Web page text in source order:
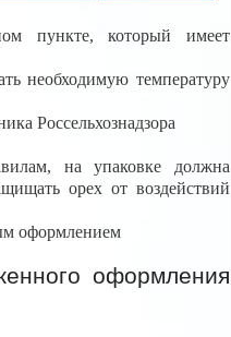
пункте, который имеет
необходимую температуру
Россельхознадзора
на упаковке должна
орех от воздействий
оформлением
оформления